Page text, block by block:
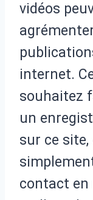
vidéos
internet.
souhaitez
un
sur ce
contact en